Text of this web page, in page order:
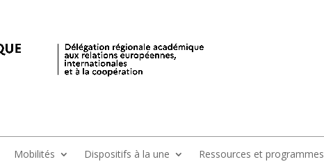
Mobilités Dispositifs à la une Ressources et programmes